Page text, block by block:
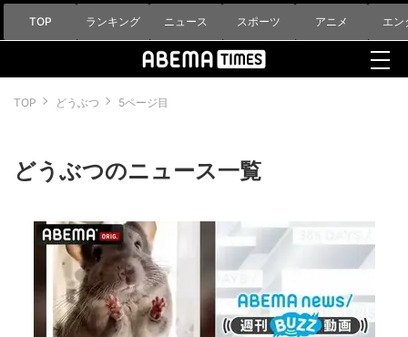
TOP ランキング ニュース スポーツ アニメ エン
TOP どうぶつ 5ページ目
どうぶつのニュース一覧